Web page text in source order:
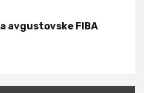
avgustovske FIBA